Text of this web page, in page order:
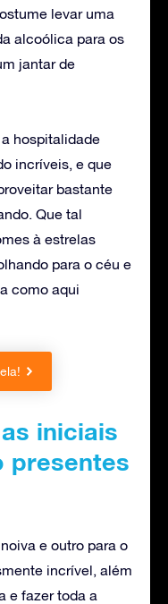
levar uma
alcoólica para os
jantar de
hospitalidade
incríveis, e que
bastante
Que tal
à estrelas
para o céu e
como aqui
iniciais
presentes
e outro para o
incrível, além
e fazer toda a